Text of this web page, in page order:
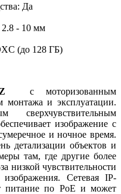
Да
- 10 мм
(до 128 ГБ)
с моторизованным
монтажа и эксплуатации.
изображение с
и ночное время.
детализации объектов и
там, где другие более
низкой чувствительности
изображения. Сетевая IP-
питание по PoE и может